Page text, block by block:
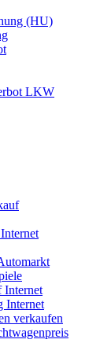
(HU)
LKW
Internet
Internet
verkaufen